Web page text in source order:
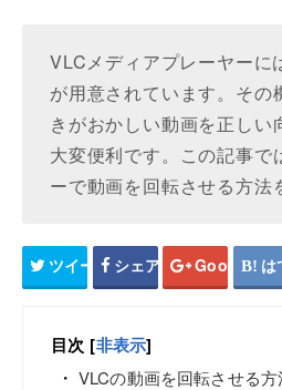
VLCメディアプレーヤーに
が用意されています。その
きがおかしい動画を正しい
大変便利です。この記事で
ーで動画を回転させる方法
ツイート シェア Google+ は
目次 [非表示]
VLCの動画を回転させる方